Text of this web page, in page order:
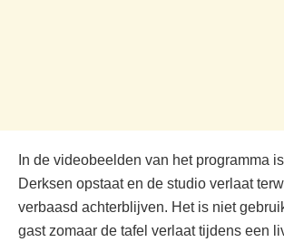
In de videobeelden van het programma
Derksen opstaat en de studio verlaat
verbaasd achterblijven. Het is niet
gast zomaar de tafel verlaat tijdens een